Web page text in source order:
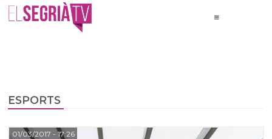
ESPORTS
01/03/2017 - 17:26